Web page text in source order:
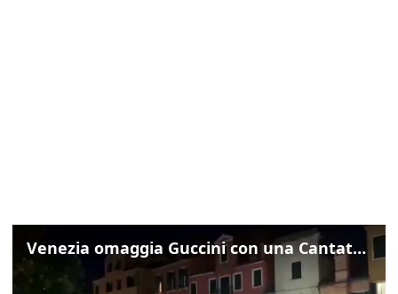
Venezia omaggia Guccini con una Cantata Anarchica in campo Santa Margherita